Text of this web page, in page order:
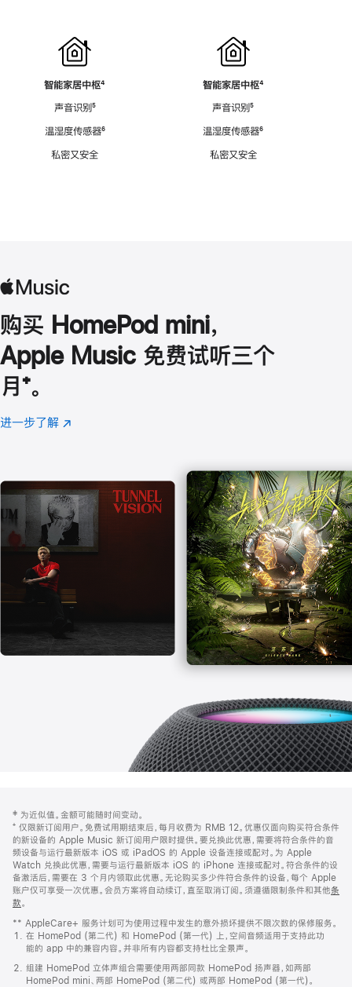
智能家居中枢脚
⁴
声音识别脚
⁵
温湿度传感器脚
⁶
私密又安全
智能家居中枢脚
⁴
声音识别脚
⁵
温湿度传感器脚
⁶
私密又安全
购买 HomePod mini，
Apple Music 免费试听三个
月 脚
注
⁺。
进一步了解 Apple
(在
口
中
打
开)
页
页
脚
注
‡ 为近似值。金额可能随时间变动。
⁺ 仅限新订阅用户。免费试用期结束后，每月收费为 RMB 12。优惠仅面向购买符合条件
的新设备的 Apple Music 新订阅用户限时提供。要兑换此优惠，需要将符合条件的音
频设备与运行最新版本 iOS 或 iPadOS 的 Apple 设备连接或配对。为 Apple
Watch 兑换此优惠，需要与运行最新版本 iOS 的 iPhone 连接或配对。符合条件的设
备激活后，需要在 3 个月内领取此优惠。无论购买多少件符合条件的设备，每个 Apple
账户仅可享受一次优惠。会员方案将自动续订，直至取消订阅。须遵循限制条件和其他条
款。
窗
口
中
打
开)
** AppleCare+ 服务计划可为使用过程中发生的意外损坏提供不限次数的保修服务。
在 HomePod (第二代) 和 HomePod (第一代) 上，空间音频适用于支持此功
能的 app 中的兼容内容。并非所有内容都支持杜比全景声。
组建 HomePod 立体声组合需要使用两部同款 HomePod 扬声器，如两部
HomePod mini、两部 HomePod (第二代) 或两部 HomePod (第一代)。